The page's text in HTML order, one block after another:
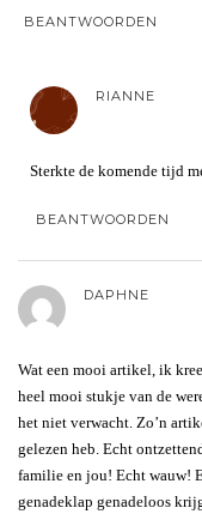
BEANTWOORDEN
RIANNE
Sterkte de komende tijd
BEANTWOORDEN
DAPHNE
Wat een mooi artikel, ik
heel mooi stukje van de
het niet verwacht. Zo’n
gelezen heb. Echt
familie en jou! Echt wauw!
genadeklap genadeloos